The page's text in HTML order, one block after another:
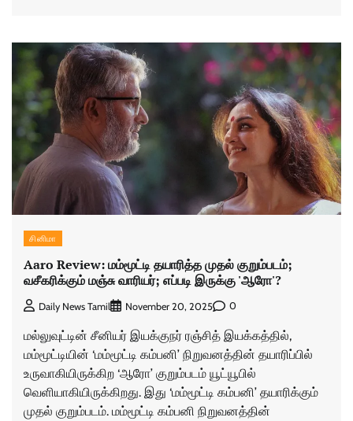
சினிமா
Aaro Review: மம்மூட்டி தயாரித்த முதல் குறும்படம்;
வசீகரிக்கும் மஞ்சு வாரியர்; எப்படி இருக்கு 'ஆரோ'?
Daily News Tamil November 20, 2025 0
மல்லுவுட்டின் சீனியர் இயக்குநர் ரஞ்சித் இயக்கத்தில்,
மம்மூட்டியின் ‘மம்மூட்டி கம்பனி’ நிறுவனத்தின் தயாரிப்பில்
உருவாகியிருக்கிற ‘ஆரோ’ குறும்படம் யூட்யூபில்
வெளியாகியிருக்கிறது. இது ‘மம்மூட்டி கம்பனி’ தயாரிக்கும்
முதல் குறும்படம். மம்மூட்டி கம்பனி நிறுவனத்தின்